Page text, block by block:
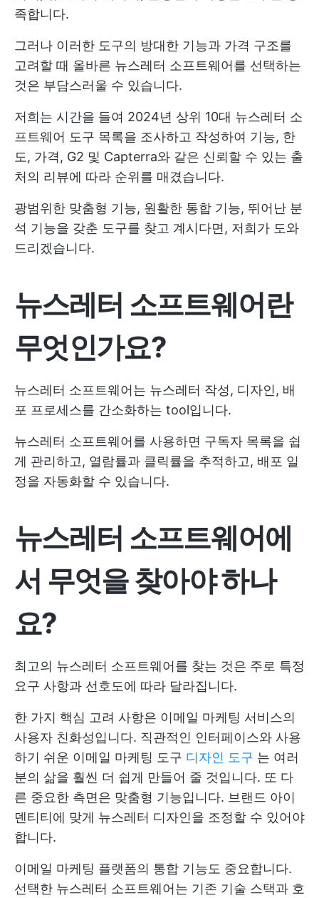
족합니다.
그러나 이러한 도구의 방대한 기능과 가격 구조를
고려할 때 올바른 뉴스레터 소프트웨어를 선택하는
것은 부담스러울 수 있습니다.
저희는 시간을 들여 2024년 상위 10대 뉴스레터 소
프트웨어 도구 목록을 조사하고 작성하여 기능, 한
도, 가격, G2 및 Capterra와 같은 신뢰할 수 있는 출
처의 리뷰에 따라 순위를 매겼습니다.
광범위한 맞춤형 기능, 원활한 통합 기능, 뛰어난 분
석 기능을 갖춘 도구를 찾고 계시다면, 저희가 도와
드리겠습니다.
뉴스레터 소프트웨어란
무엇인가요?
뉴스레터 소프트웨어는 뉴스레터 작성, 디자인, 배
포 프로세스를 간소화하는 tool입니다.
뉴스레터 소프트웨어를 사용하면 구독자 목록을 쉽
게 관리하고, 열람률과 클릭률을 추적하고, 배포 일
정을 자동화할 수 있습니다.
뉴스레터 소프트웨어에
서 무엇을 찾아야 하나
요?
최고의 뉴스레터 소프트웨어를 찾는 것은 주로 특정
요구 사항과 선호도에 따라 달라집니다.
한 가지 핵심 고려 사항은 이메일 마케팅 서비스의
사용자 친화성입니다. 직관적인 인터페이스와 사용
하기 쉬운 이메일 마케팅 도구 디자인 도구 는 여러
분의 삶을 훨씬 더 쉽게 만들어 줄 것입니다. 또 다
른 중요한 측면은 맞춤형 기능입니다. 브랜드 아이
덴티티에 맞게 뉴스레터 디자인을 조정할 수 있어야
합니다.
이메일 마케팅 플랫폼의 통합 기능도 중요합니다.
선택한 뉴스레터 소프트웨어는 기존 기술 스택과 호